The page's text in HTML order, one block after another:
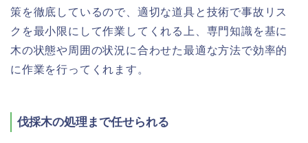
策を徹底しているので、適切な道具と技術で事故リス
クを最小限にして作業してくれる上、専門知識を基に
木の状態や周囲の状況に合わせた最適な方法で効率的
に作業を行ってくれます。
伐採木の処理まで任せられる